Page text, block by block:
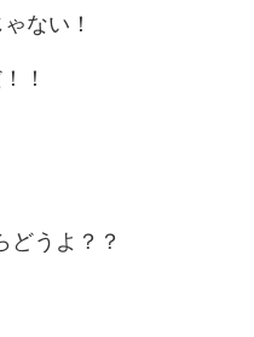
ない！
！
どうよ？？